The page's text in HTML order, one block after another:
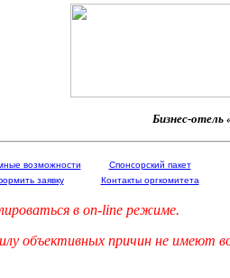
Бизнес-
возможности
Спонсорский пакет
заявку Контакты оргкомитета
в on-line режиме.
объективных причин не имеют